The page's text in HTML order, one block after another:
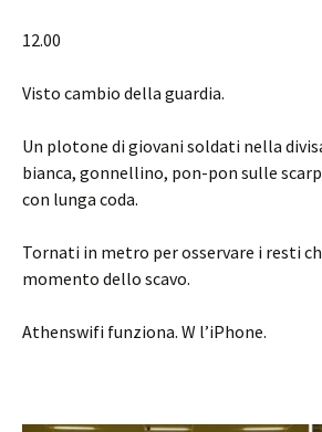
12.00
Visto cambio della guardia.
Un plotone di giovani soldati nella
bianca, gonnellino, pon-pon sulle
con lunga coda.
Tornati in metro per osservare i resti
momento dello scavo.
Athenswifi funziona. W l’iPhone.